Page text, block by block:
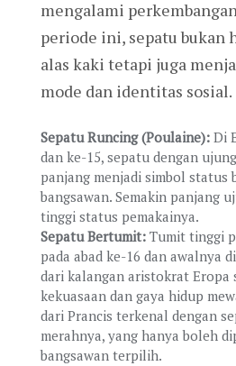
mengalami
periode ini, sepatu bukan
alas kaki tetapi juga
mode dan identitas sosial.
Sepatu Runcing (Poulaine): Di
dan ke-15, sepatu dengan
panjang menjadi simbol status
bangsawan. Semakin panjang
tinggi status pemakainya.
Sepatu Bertumit: Tumit tinggi
pada abad ke-16 dan awalnya
dari kalangan aristokrat Eropa
kekuasaan dan gaya hidup
dari Prancis terkenal dengan
merahnya, yang hanya boleh
bangsawan terpilih.